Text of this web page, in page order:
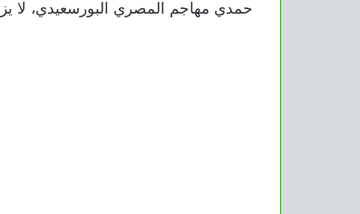
حمدي مهاجم المصري البورسعيدي، لا